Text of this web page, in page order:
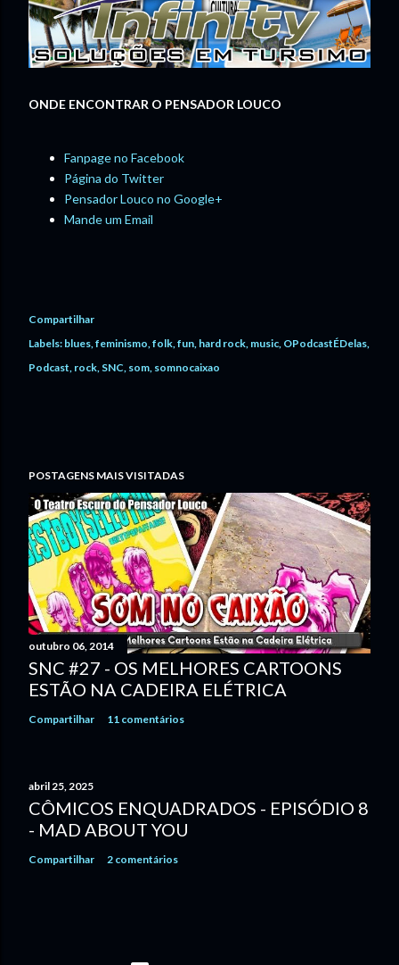
ONDE ENCONTRAR O PENSADOR LOUCO
Fanpage no Facebook
Página do Twitter
Pensador Louco no Google+
Mande um Email
Compartilhar
Labels: blues feminismo folk fun hard rock music OPodcastÉDelas
Podcast rock SNC som somnocaixao
POSTAGENS MAIS VISITADAS
outubro 06, 2014
SNC #27 - OS MELHORES CARTOONS
ESTÃO NA CADEIRA ELÉTRICA
Compartilhar 11 comentários
abril 25, 2025
CÔMICOS ENQUADRADOS - EPISÓDIO 8
- MAD ABOUT YOU
Compartilhar 2 comentários